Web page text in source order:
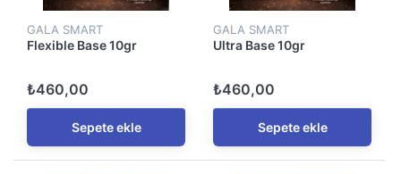
GALA SMART
Flexible Base 10gr
₺460,00
Sepete ekle
GALA SMART
Ultra Base 10gr
₺460,00
Sepete ekle